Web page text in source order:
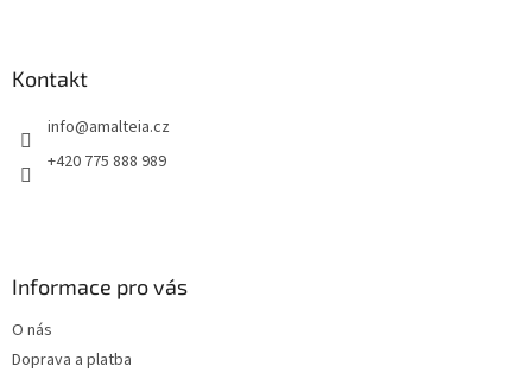
Kontakt
info@amalteia.cz
+420 775 888 989
Informace pro vás
O nás
Doprava a platba